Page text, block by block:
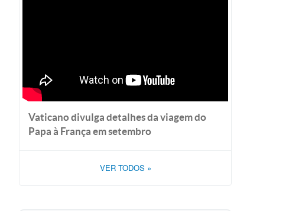
Vaticano divulga detalhes da viagem do
Papa à França em setembro
VER TODOS »